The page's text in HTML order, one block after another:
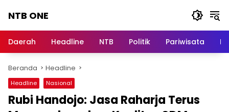
NTB ONE
dan
Berita
Lombok
Daerah Headline NTB Politik Pariwisata
Beranda Headline
Headline Nasional
Rubi Handojo: Jasa Raharja Terus